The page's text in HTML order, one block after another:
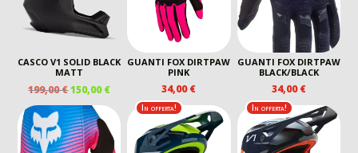
CASCO V1 SOLID BLACK
MATT
199,00€IL
PREZZO
ORIGINALE
ERA:
199,00 €.
150,00€IL
PREZZO
ATTUALE
È:
150,00 €.
GUANTI FOX DIRTPAW
PINK
34,00€
GUANTI FOX DIRTPAW
BLACK/BLACK
34,00€
In offerta! In offerta!